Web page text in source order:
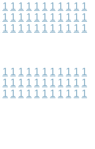
1 1 1 1 1 1 1 1 1 1 1
1 1 1 1 1 1 1 1 1 1 1
1 1 1 1 1 1 1 1 1 1 1
1 1 1 1 1 1 1 1 1 1 1
1 1 1 1 1 1 1 1 1 1 1
1 1 1 1 1 1 1 1 1 1 1